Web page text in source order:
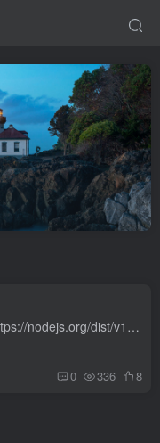
1.下载安装nodecd /usr/local && wget https://nodejs.org/dist/v14.17.5/node-v14.17.5-linux-x64.tar.xz2.解压nodexz -dk node-v14.17.5-linux-x64.tar.xz && tar -xvf node-...
0 336 8